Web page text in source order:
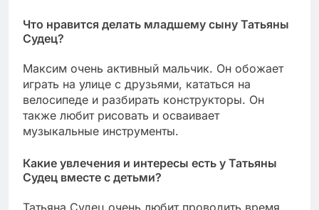
Что нравится делать младшему сыну Татьяны
Судец?
Максим очень активный мальчик. Он обожает
играть на улице с друзьями, кататься на
велосипеде и разбирать конструкторы. Он
также любит рисовать и осваивает
музыкальные инструменты.
Какие увлечения и интересы есть у Татьяны
Судец вместе с детьми?